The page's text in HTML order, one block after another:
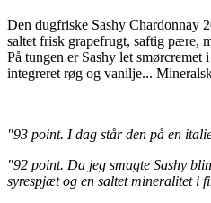
Den dugfriske Sashy Chardonnay
saltet frisk grapefrugt, saftig pære,
På tungen er Sashy let
integreret røg og vanilje...
"93 point. I dag står den på en
"92 point. Da jeg smagte Sashy
syrespjæt og en saltet mineralitet i